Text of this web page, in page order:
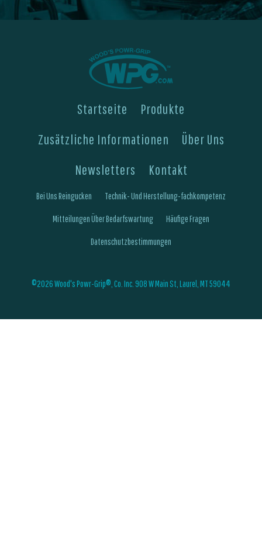
Startseite
Produkte
Zusätzliche Informationen
Über Uns
Newsletters
Kontakt
Bei Uns Reingucken Technik- Und Herstellung-fachkompetenz
Mitteilungen Über Bedarfswartung Häufige Fragen
Datenschutzbestimmungen
©2026 Wood's Powr-Grip®, Co. Inc. 908 W Main St, Laurel, MT 59044